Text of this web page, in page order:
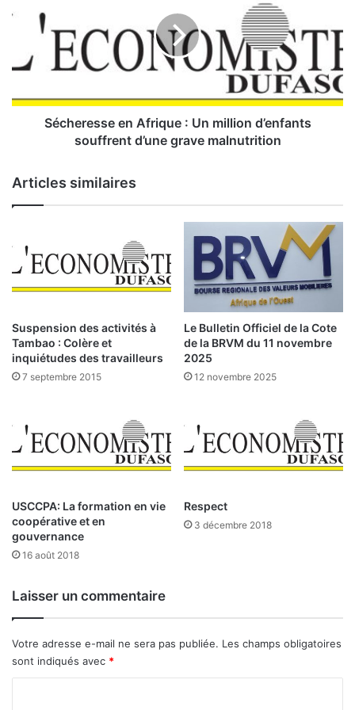
e
s
f
r
e
:
U
n
m
i
n
d
e
n
f
a
t
s
s
o
Sécheresse en Afrique : Un million d’enfants
souffrent d’une grave malnutrition
Articles similaires
Suspension des activités à
Tambao : Colère et
inquiétudes des travailleurs
7 septembre 2015
Le Bulletin Officiel de la Cote
de la BRVM du 11 novembre
2025
12 novembre 2025
USCCPA: La formation en vie
coopérative et en
gouvernance
16 août 2018
Respect
3 décembre 2018
Laisser un commentaire
Votre adresse e-mail ne sera pas publiée. Les champs obligatoires
sont indiqués avec *